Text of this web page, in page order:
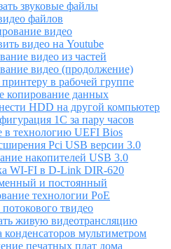
звуковые файлы
файлов
видео
видео на Youtube
видео из частей
видео (продолжение)
в рабочей группе
копирование данных
HDD на другой компьютер
1С за пару часов
в технологию UEFI Bios
Pci USB версии 3.0
накопителей USB 3.0
WI-FI в D-Link DIR-620
и постоянный
технологии PoE
твидео
живую видеотрансляцию
конденсаторов мультиметром
печатных плат дома